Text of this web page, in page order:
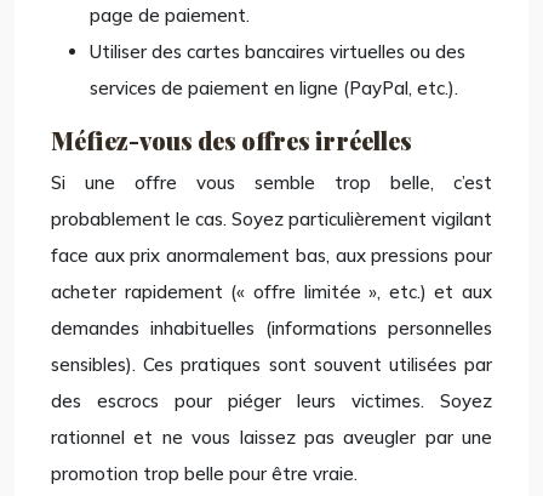
page de paiement.
Utiliser des cartes bancaires virtuelles ou des
services de paiement en ligne (PayPal, etc.).
Méfiez-vous des offres irréelles
Si une offre vous semble trop belle, c’est
probablement le cas. Soyez particulièrement vigilant
face aux prix anormalement bas, aux pressions pour
acheter rapidement (« offre limitée », etc.) et aux
demandes inhabituelles (informations personnelles
sensibles). Ces pratiques sont souvent utilisées par
des escrocs pour piéger leurs victimes. Soyez
rationnel et ne vous laissez pas aveugler par une
promotion trop belle pour être vraie.